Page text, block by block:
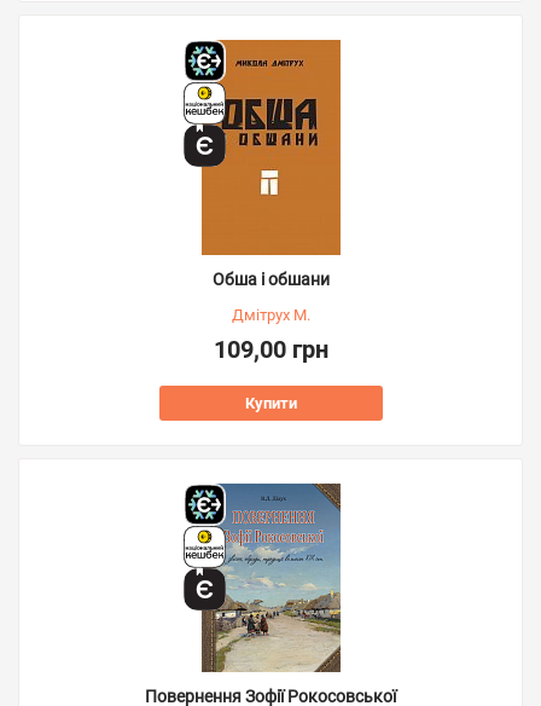
Обша і обшани
Дмітрух М.
109,00 грн
Купити
Повернення Зофії Рокосовської